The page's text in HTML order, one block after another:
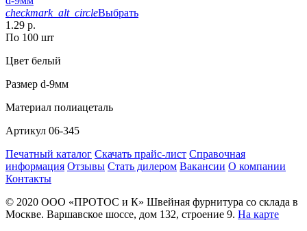
checkmark_alt_circleВыбрать
1.29 р.
По 100 шт
Цвет белый
Размер d-9мм
Материал полиацеталь
Артикул 06-345
Печатный каталог Скачать прайс-лист Справочная
информация Отзывы Стать дилером Вакансии О компании
Контакты
© 2020 ООО «ПРОТОС и К» Швейная фурнитура со склада в
Москве. Варшавское шоссе, дом 132, строение 9. На карте